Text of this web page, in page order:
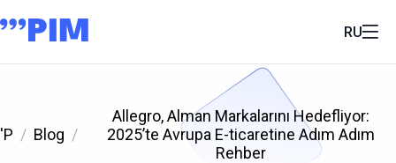
RU
'P Blog
Allegro, Alman Markalarını Hedefliyor:
2025’te Avrupa E-ticaretine Adım Adım
Rehber